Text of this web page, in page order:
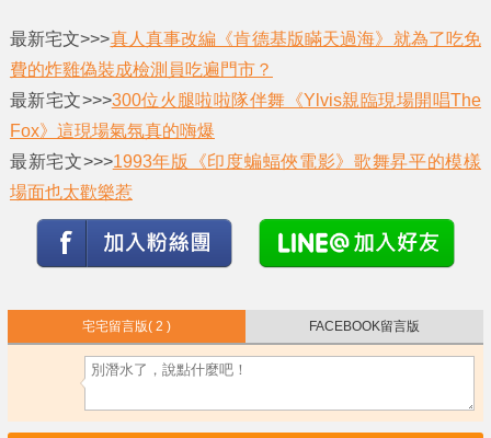
最新宅文>>>真人真事改編《肯德基版瞞天過海》就為了吃免
費的炸雞偽裝成檢測員吃遍門市？
最新宅文>>>300位火腿啦啦隊伴舞《Ylvis親臨現場開唱The
Fox》這現場氣氛真的嗨爆
最新宅文>>>1993年版《印度蝙蝠俠電影》歌舞昇平的模樣
場面也太歡樂惹
宅宅留言版( 2 ) FACEBOOK留言版